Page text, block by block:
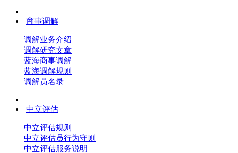
商事调解
调解业务介绍
调解研究文章
蓝海商事调解
蓝海调解规则
调解员名录
中立评估
中立评估规则
中立评估员行为守则
中立评估服务说明